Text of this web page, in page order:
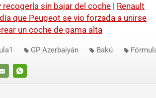
recogerla sin bajar del coche | Renault
que Peugeot se vio forzada a unirse
un coche de gama alta
WHATSAPP
GP Azerbaiyán Bakú